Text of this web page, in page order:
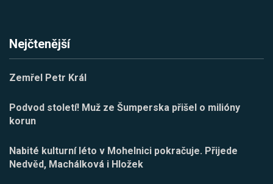
Nejčtenější
Zemřel Petr Král
Podvod století! Muž ze Šumperska přišel o milióny
korun
Nabité kulturní léto v Mohelnici pokračuje. Přijede
Nedvěd, Machálková i Hložek